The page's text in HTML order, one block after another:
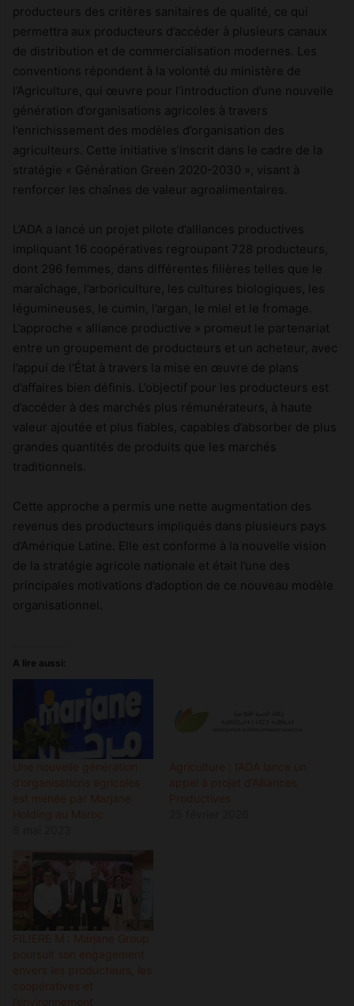
producteurs des critères sanitaires de qualité, ce qui
permettra aux producteurs d’accéder à plusieurs canaux
de distribution et de commercialisation modernes. Les
conventions répondent à la volonté du ministère de
l’Agriculture, qui œuvre pour l’introduction d’une nouvelle
génération d’organisations agricoles à travers
l’enrichissement des modèles d’organisation des
agriculteurs. Cette initiative s’inscrit dans le cadre de la
stratégie « Génération Green 2020-2030 », visant à
renforcer les chaînes de valeur agroalimentaires.
L’ADA a lancé un projet pilote d’alliances productives
impliquant 16 coopératives regroupant 728 producteurs,
dont 296 femmes, dans différentes filières telles que le
maraîchage, l’arboriculture, les cultures biologiques, les
légumineuses, le cumin, l’argan, le miel et le fromage.
L’approche « alliance productive » promeut le partenariat
entre un groupement de producteurs et un acheteur, avec
l’appui de l’État à travers la mise en œuvre de plans
d’affaires bien définis. L’objectif pour les producteurs est
d’accéder à des marchés plus rémunérateurs, à haute
valeur ajoutée et plus fiables, capables d’absorber de plus
grandes quantités de produits que les marchés
traditionnels.
Cette approche a permis une nette augmentation des
revenus des producteurs impliqués dans plusieurs pays
d’Amérique Latine. Elle est conforme à la nouvelle vision
de la stratégie agricole nationale et était l’une des
principales motivations d’adoption de ce nouveau modèle
organisationnel.
A lire aussi:
Une nouvelle génération
d’organisations agricoles
est menée par Marjane
Holding au Maroc
Agriculture : l’ADA lance un
appel à projet d’Alliances
Productives
FILIERE M : Marjane Group
poursuit son engagement
envers les producteurs, les
coopératives et
l’environnement